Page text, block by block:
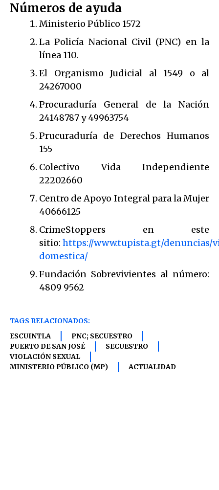
Números de ayuda
Ministerio Público 1572
La Policía Nacional Civil (PNC) en la
línea 110.
El Organismo Judicial al 1549 o al
24267000
Procuraduría General de la Nación
24148787 y 49963754
Prucuraduría de Derechos Humanos
155
Colectivo Vida Independiente
22202660
Centro de Apoyo Integral para la Mujer
40666125
CrimeStoppers en este
sitio: https://www.tupista.gt/denuncias/
domestica/
Fundación Sobrevivientes al número:
4809 9562
TAGS RELACIONADOS:
ESCUINTLA
PNC; SECUESTRO
PUERTO DE SAN JOSÉ
SECUESTRO
VIOLACIÓN SEXUAL
MINISTERIO PÚBLICO (MP)
ACTUALIDAD